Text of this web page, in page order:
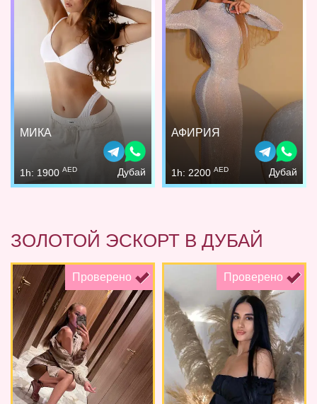
МИКА
1h: 1900 AED Дубай
АФИРИЯ
1h: 2200 AED Дубай
ЗОЛОТОЙ ЭСКОРТ В ДУБАЙ
Проверено Проверено